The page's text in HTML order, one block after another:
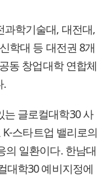
과학기술대, 대전대,
학대 등 대전권 8개
동 창업대학 연합체
.
는 글로컬대학30 사
K-스타트업 밸리로의
의 일환이다. 한남대
대학30 예비지정에